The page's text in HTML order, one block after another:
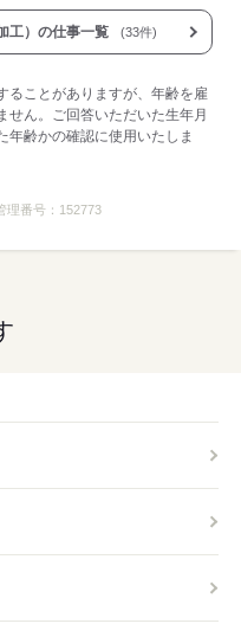
工）の仕事一覧 (33件)
ることがありますが、年齢を雇
せん。ご回答いただいた生年月
年齢かの確認に使用いたしま
理番号： 152773